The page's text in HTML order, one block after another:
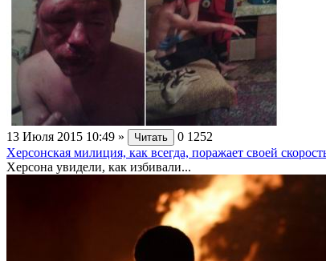
13 Июля 2015 10:49 » Читать 0 1252
Херсонская милиция, как всегда, поражает своей
Херсона увидели, как избивали...